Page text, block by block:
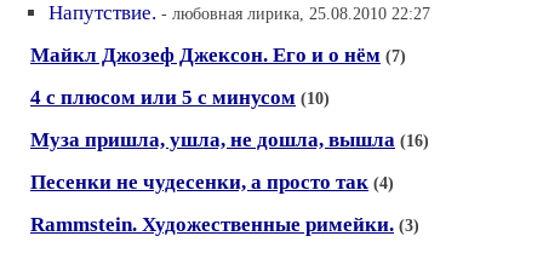
Напутствие. - любовная лирика, 25.08.2010 22:27
Майкл Джозеф Джексон. Его и о нём (7)
4 с плюсом или 5 с минусом (10)
Муза пришла, ушла, не дошла, вышла (16)
Песенки не чудесенки, а просто так (4)
Rammstein. Художественные римейки. (3)